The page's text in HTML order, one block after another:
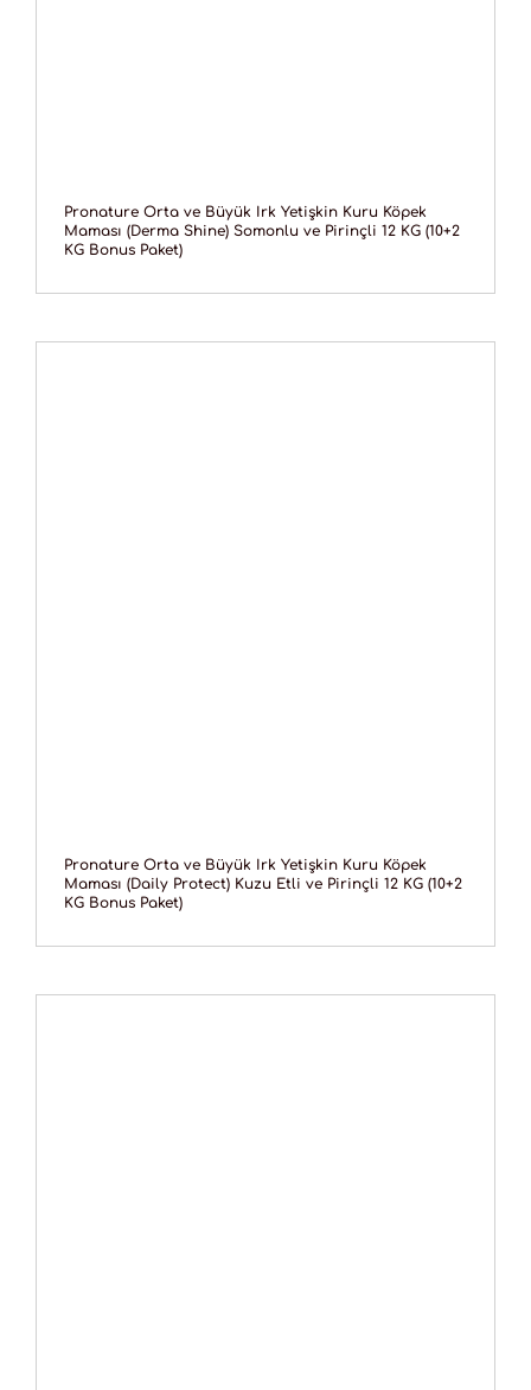
Pronature Orta ve Büyük Irk Yetişkin Kuru Köpek
Maması (Derma Shine) Somonlu ve Pirinçli 12 KG (10+2
KG Bonus Paket)
Pronature Orta ve Büyük Irk Yetişkin Kuru Köpek
Maması (Daily Protect) Kuzu Etli ve Pirinçli 12 KG (10+2
KG Bonus Paket)